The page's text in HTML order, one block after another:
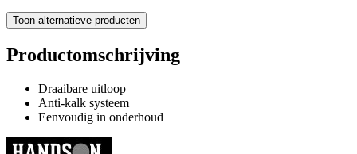
Toon alternatieve producten
Productomschrijving
Draaibare uitloop
Anti-kalk systeem
Eenvoudig in onderhoud